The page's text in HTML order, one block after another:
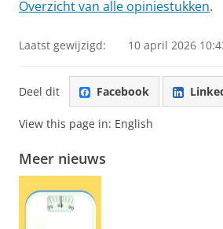
Overzicht van alle opiniestukken.
Laatst gewijzigd: 10 april 2026
Deel dit Facebook
View this page in: English
Meer nieuws